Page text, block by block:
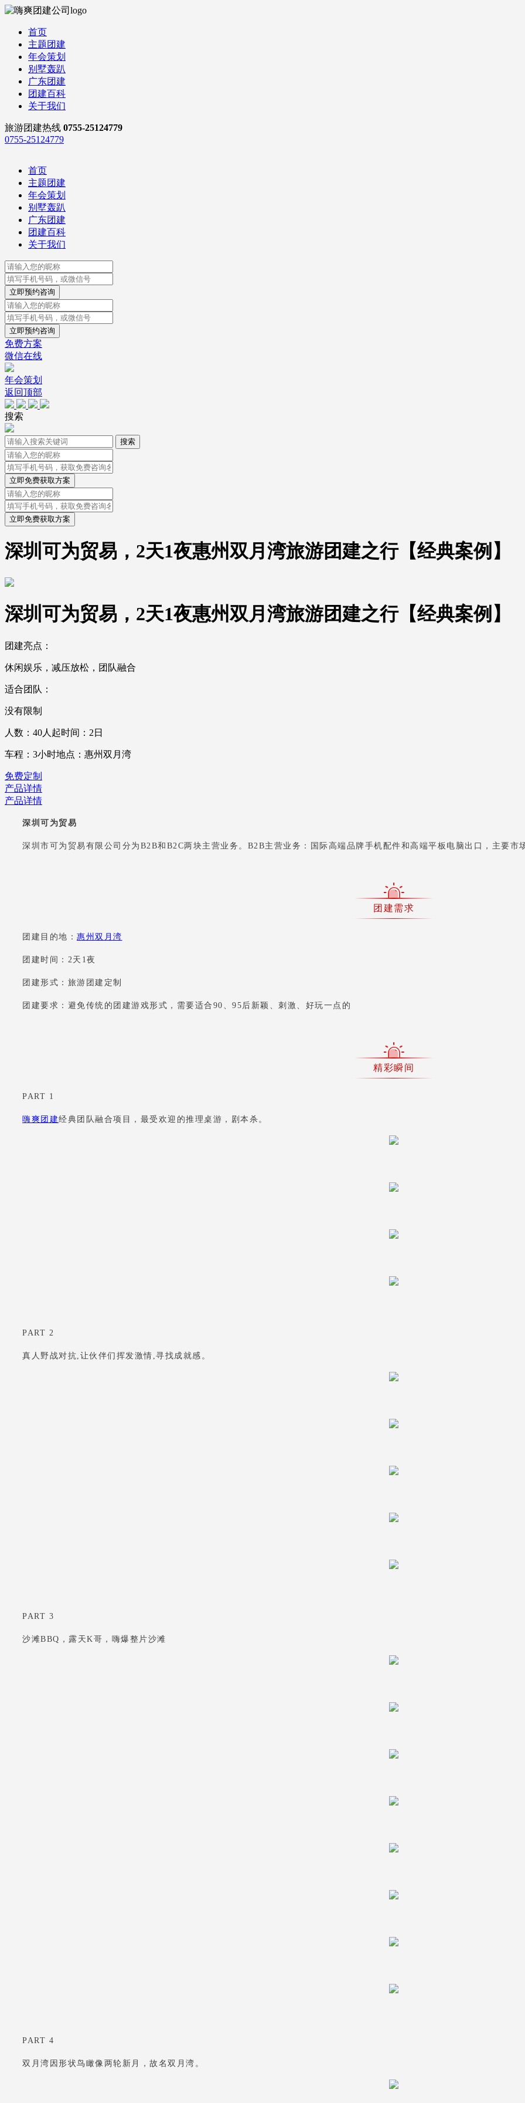
首页
主题团建
年会策划
别墅轰趴
广东团建
团建百科
关于我们
旅游团建热线 0755-25124779
0755-25124779
首页
主题团建
年会策划
别墅轰趴
广东团建
团建百科
关于我们
立即预约咨询
立即预约咨询
免费方案
微信在线
年会策划
返回顶部
搜索
立即免费获取方案
立即免费获取方案
深圳可为贸易，2天1夜惠州双月湾旅游团建之行【经典案例】
深圳可为贸易，2天1夜惠州双月湾旅游团建之行【经典案例】
团建亮点：
休闲娱乐，减压放松，团队融合
适合团队：
没有限制
人数：40人起时间：2日
车程：3小时地点：惠州双月湾
免费定制
产品详情
产品详情
深圳可为贸易
深圳市可为贸易有限公司分为B2B和B2C两块主营业务。B2B主营业务：国际高端品牌手机配件和高端平板电脑出口，主要市
团建需求
团建目的地： 惠州双月湾
团建时间：2天1夜
团建形式：旅游团建定制
团建要求：避免传统的团建游戏形式，需要适合90、95后新颖、刺激、好玩一点的
精彩瞬间
PART 1
嗨爽团建经典 团队融合项目，最受欢迎的推理桌游，剧本杀。
PART 2
真人野战对抗,让伙伴们挥发激情,寻找成就感。
PART 3
沙滩BBQ，露天K哥，嗨爆整片沙滩
PART 4
双月湾因形状鸟瞰像两轮新月，故名双月湾。